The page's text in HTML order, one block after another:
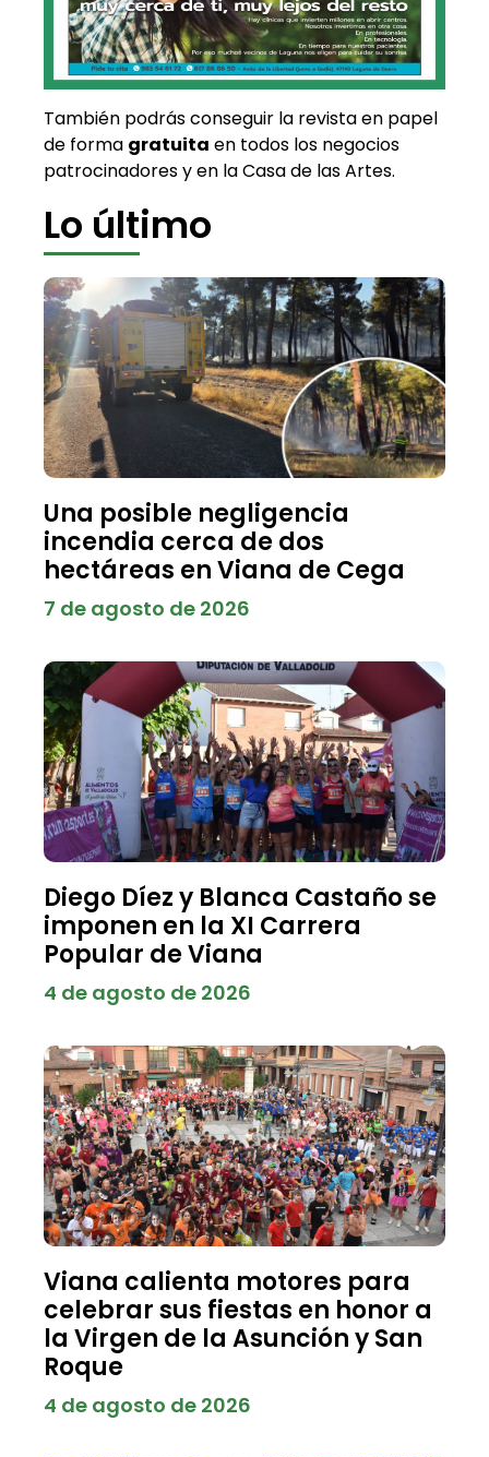
También podrás conseguir la revista en papel
de forma gratuita en todos los negocios
patrocinadores y en la Casa de las Artes.
Lo último
Una posible negligencia
incendia cerca de dos
hectáreas en Viana de Cega
7 de agosto de 2026
Diego Díez y Blanca Castaño se
imponen en la XI Carrera
Popular de Viana
4 de agosto de 2026
Viana calienta motores para
celebrar sus fiestas en honor a
la Virgen de la Asunción y San
Roque
4 de agosto de 2026